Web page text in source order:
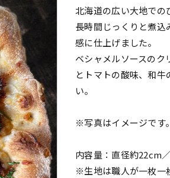
北海道の広い大地での
長時間じっくりと煮
感に仕上げました。
ベシャメルソースのク
とトマトの酸味、和
い。
※写真はイメージです。
内容量：直径約22cm
※生地は職人が一枚一